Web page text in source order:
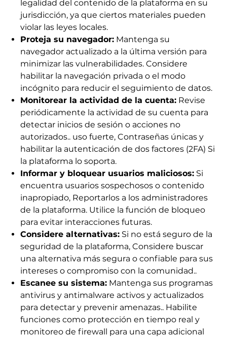
legalidad del contenido de la plataforma en su
jurisdicción, ya que ciertos materiales pueden
violar las leyes locales.
Proteja su navegador:Mantenga su
navegador actualizado a la última versión para
minimizar las vulnerabilidades. Considere
habilitar la navegación privada o el modo
incógnito para reducir el seguimiento de datos.
Monitorear la actividad de la cuenta:Revise
periódicamente la actividad de su cuenta para
detectar inicios de sesión o acciones no
autorizados.. uso fuerte, Contraseñas únicas y
habilitar la autenticación de dos factores (2FA) Si
la plataforma lo soporta.
Informar y bloquear usuarios maliciosos:Si
encuentra usuarios sospechosos o contenido
inapropiado, Reportarlos a los administradores
de la plataforma. Utilice la función de bloqueo
para evitar interacciones futuras.
Considere alternativas:Si no está seguro de la
seguridad de la plataforma, Considere buscar
una alternativa más segura o confiable para sus
intereses o compromiso con la comunidad..
Escanee su sistema:Mantenga sus programas
antivirus y antimalware activos y actualizados
para detectar y prevenir amenazas.. Habilite
funciones como protección en tiempo real y
monitoreo de firewall para una capa adicional
Descargar
Comprobador de
malware